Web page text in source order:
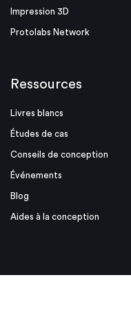
Impression 3D
Protolabs Network
Ressources
Livres blancs
Études de cas
Conseils de conception
Événements
Blog
Aides à la conception